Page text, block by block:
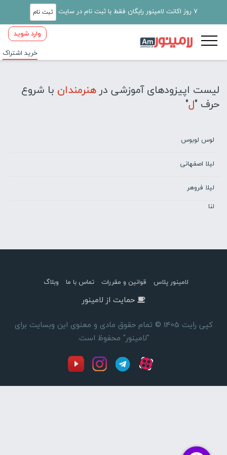
7 روز اکانت لامینور رایگان فقط با ثبت نام در سایت ثبت نام
وارد شوید
خرید اشتراک
لیست اپیزودهای آموزشی درهنرمندان با شروع
حرف "ل"
لوس لوبوس
لیلا اصفهانی
لیلا فروهر
لنا
لامینور پلاس قوانین و مقررات تماس با ما وبلاگ
حمایت از لامینور
کپی رایت 1405 © تمام حقوق مادی و معنوی این وبسایت برای
"لامینور" محفوظ است.